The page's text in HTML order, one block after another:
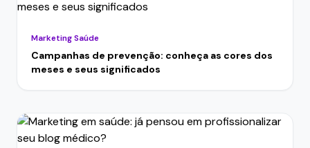
Marketing Saúde
Campanhas de prevenção: conheça as cores dos
meses e seus significados